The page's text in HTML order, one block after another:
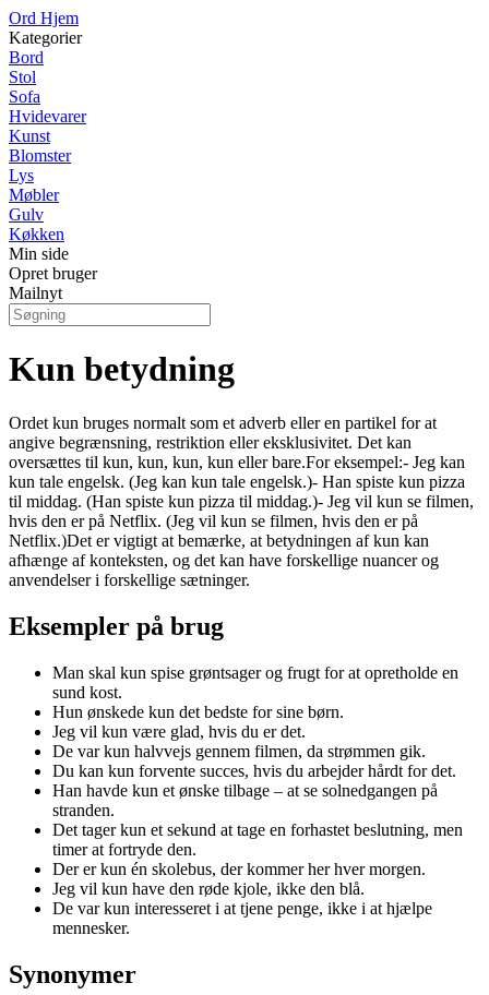
Ord Hjem
Kategorier
Bord
Stol
Sofa
Hvidevarer
Kunst
Blomster
Lys
Møbler
Gulv
Køkken
Min side
Opret bruger
Mailnyt
Kun betydning
Ordet kun bruges normalt som et adverb eller en partikel for at
angive begrænsning, restriktion eller eksklusivitet. Det kan
oversættes til kun, kun, kun, kun eller bare.For eksempel:- Jeg kan
kun tale engelsk. (Jeg kan kun tale engelsk.)- Han spiste kun pizza
til middag. (Han spiste kun pizza til middag.)- Jeg vil kun se filmen,
hvis den er på Netflix. (Jeg vil kun se filmen, hvis den er på
Netflix.)Det er vigtigt at bemærke, at betydningen af kun kan
afhænge af konteksten, og det kan have forskellige nuancer og
anvendelser i forskellige sætninger.
Eksempler på brug
Man skal kun spise grøntsager og frugt for at opretholde en
sund kost.
Hun ønskede kun det bedste for sine børn.
Jeg vil kun være glad, hvis du er det.
De var kun halvvejs gennem filmen, da strømmen gik.
Du kan kun forvente succes, hvis du arbejder hårdt for det.
Han havde kun et ønske tilbage – at se solnedgangen på
stranden.
Det tager kun et sekund at tage en forhastet beslutning, men
timer at fortryde den.
Der er kun én skolebus, der kommer her hver morgen.
Jeg vil kun have den røde kjole, ikke den blå.
De var kun interesseret i at tjene penge, ikke i at hjælpe
mennesker.
Synonymer